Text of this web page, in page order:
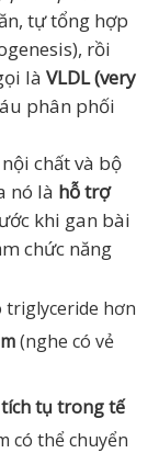
tự tổng hợp
rồi
là VLDL (very
phân phối
chất và bộ
nó là hỗ trợ
khi gan bài
chức năng
triglyceride hơn
(nghe có vẻ
tích tụ trong tế
có thể chuyển